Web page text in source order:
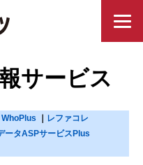
サービス
WhoPlus
レファコレ
ータASPサービスPlus